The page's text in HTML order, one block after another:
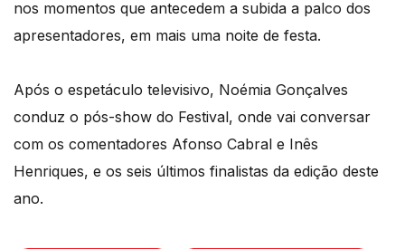
nos momentos que antecedem a subida a palco dos
apresentadores, em mais uma noite de festa.
Após o espetáculo televisivo, Noémia Gonçalves
conduz o pós-show do Festival, onde vai conversar
com os comentadores Afonso Cabral e Inês
Henriques, e os seis últimos finalistas da edição deste
ano.